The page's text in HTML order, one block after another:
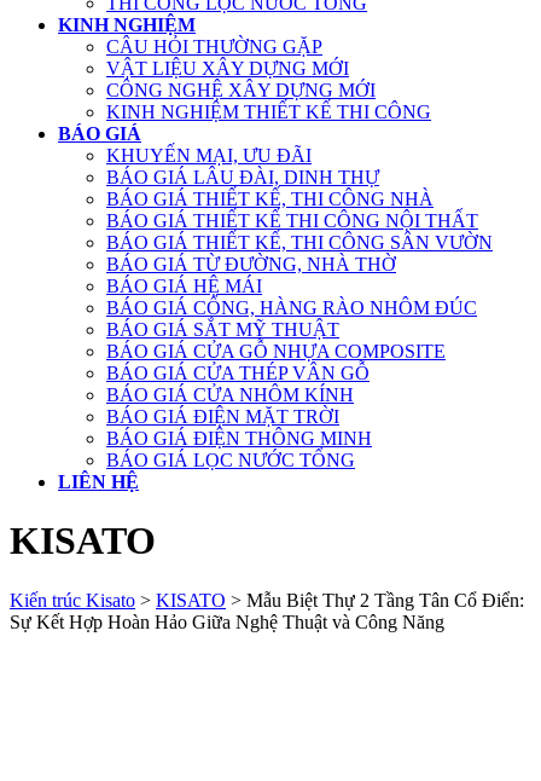
KINH NGHIỆM
CÂU HỎI THƯỜNG GẶP
VẬT LIỆU XÂY DỰNG MỚI
CÔNG NGHỆ XÂY DỰNG MỚI
KINH NGHIỆM THIẾT KẾ THI CÔNG
BÁO GIÁ
KHUYẾN MẠI, ƯU ĐÃI
BÁO GIÁ LÂU ĐÀI, DINH THỰ
BÁO GIÁ THIẾT KẾ, THI CÔNG NHÀ
BÁO GIÁ THIẾT KẾ THI CÔNG NỘI THẤT
BÁO GIÁ THIẾT KẾ, THI CÔNG SÂN VƯỜN
BÁO GIÁ TỪ ĐƯỜNG, NHÀ THỜ
BÁO GIÁ HỆ MÁI
BÁO GIÁ CỔNG, HÀNG RÀO NHÔM ĐÚC
BÁO GIÁ SẮT MỸ THUẬT
BÁO GIÁ CỬA GỖ NHỰA COMPOSITE
BÁO GIÁ CỬA THÉP VÂN GỖ
BÁO GIÁ CỬA NHÔM KÍNH
BÁO GIÁ ĐIỆN MẶT TRỜI
BÁO GIÁ ĐIỆN THÔNG MINH
BÁO GIÁ LỌC NƯỚC TỔNG
LIÊN HỆ
KISATO
Kiến trúc Kisato > KISATO > Mẫu Biệt Thự 2 Tầng Tân Cổ Điển:
Sự Kết Hợp Hoàn Hảo Giữa Nghệ Thuật và Công Năng